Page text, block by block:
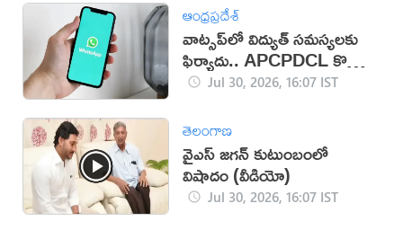
ఆంధ్రప్రదేశ్
వాట్సప్‌లో విద్యుత్ సమస్యలకు
ఫిర్యాదు.. APCPDCL కొత్త
సేవలుJul 30, 2026, 16:07 IST
తెలంగాణ
వైఎస్ జగన్ కుటుంబంలో
విషాదం (వీడియో)
Jul 30, 2026, 16:07 IST